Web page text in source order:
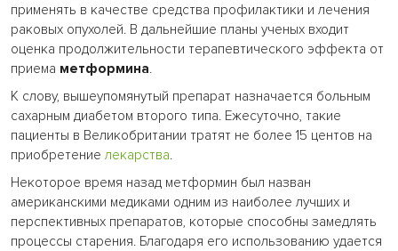
применять в качестве средства профилактики и лечения
раковых опухолей. В дальнейшие планы ученых входит
оценка продолжительности терапевтического эффекта от
приема метформина.
К слову, вышеупомянутый препарат назначается больным
сахарным диабетом второго типа. Ежесуточно, такие
пациенты в Великобритании тратят не более 15 центов на
приобретение лекарства.
Некоторое время назад метформин был назван
американскими медиками одним из наиболее лучших и
перспективных препаратов, которые способны замедлять
процессы старения. Благодаря его использованию удается